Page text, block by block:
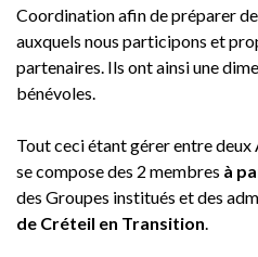
Coordination afin de préparer
auxquels nous participons et
partenaires. Ils ont ainsi une
bénévoles.
Tout ceci étant gérer entre deux
se compose des 2 membres à
des Groupes institués et des
de Créteil en Transition